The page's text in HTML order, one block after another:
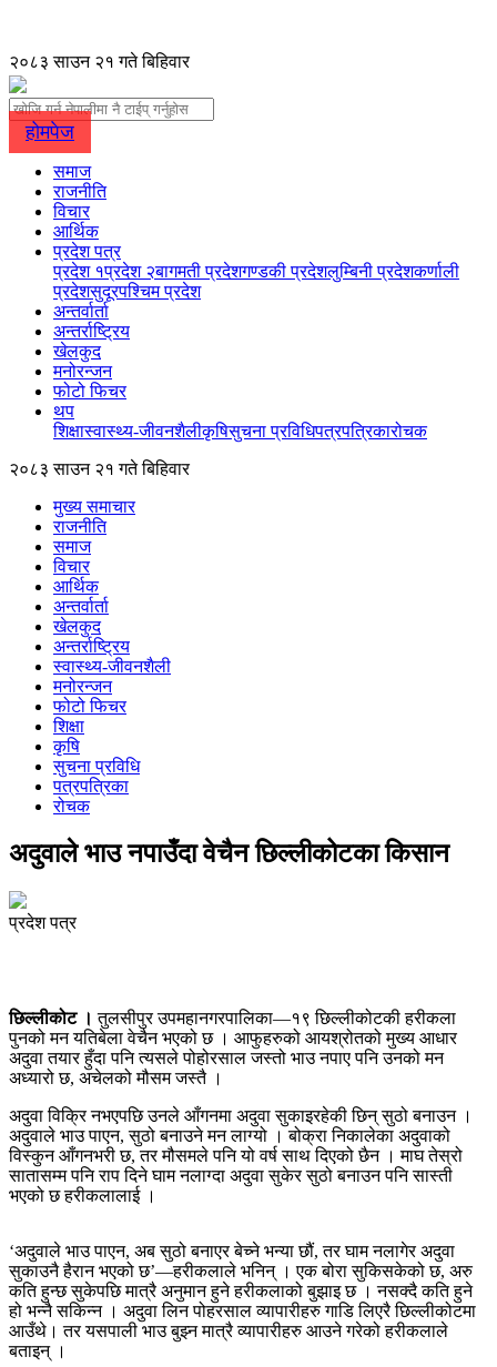
२०८३ साउन २१ गते बिहिवार
होमपेज
समाज
राजनीति
विचार
आर्थिक
प्रदेश पत्र
प्रदेश १प्रदेश २बागमती प्रदेशगण्डकी प्रदेशलुम्बिनी प्रदेशकर्णाली
प्रदेशसुदूरपश्चिम प्रदेश
अन्तर्वार्ता
अन्तर्राष्ट्रिय
खेलकुद
मनोरन्जन
फोटो फिचर
थप
शिक्षास्वास्थ्य-जीवनशैलीकृषिसुचना प्रविधिपत्रपत्रिकारोचक
२०८३ साउन २१ गते बिहिवार
मुख्य समाचार
राजनीति
समाज
विचार
आर्थिक
अन्तर्वार्ता
खेलकुद
अन्तर्राष्ट्रिय
स्वास्थ्य-जीवनशैली
मनोरन्जन
फोटो फिचर
शिक्षा
कृषि
सुचना प्रविधि
पत्रपत्रिका
रोचक
अदुवाले भाउ नपाउँदा वेचैन छिल्लीकोटका किसान
प्रदेश पत्र
छिल्लीकोट । तुलसीपुर उपमहानगरपालिका—१९ छिल्लीकोटकी हरीकला
पुनको मन यतिबेला वेचैन भएको छ । आफुहरुको आयश्रोतको मुख्य आधार
अदुवा तयार हुँदा पनि त्यसले पोहोरसाल जस्तो भाउ नपाए पनि उनको मन
अध्यारो छ, अचेलको मौसम जस्तै ।
अदुवा विक्रि नभएपछि उनले आँगनमा अदुवा सुकाइरहेकी छिन् सुठो बनाउन ।
अदुवाले भाउ पाएन, सुठो बनाउने मन लाग्यो । बोक्रा निकालेका अदुवाको
विस्कुन आँगनभरी छ, तर मौसमले पनि यो वर्ष साथ दिएको छैन । माघ तेस्रो
सातासम्म पनि राप दिने घाम नलाग्दा अदुवा सुकेर सुठो बनाउन पनि सास्ती
भएको छ हरीकलालाई ।
‘अदुवाले भाउ पाएन, अब सुठो बनाएर बेच्ने भन्या छौं, तर घाम नलागेर अदुवा
सुकाउनै हैरान भएको छ’—हरीकलाले भनिन् । एक बोरा सुकिसकेको छ, अरु
कति हुन्छ सुकेपछि मात्रै अनुमान हुने हरीकलाको बुझाइ छ । नसक्दै कति हुने
हो भन्नै सकिन्न । अदुवा लिन पोहरसाल व्यापारीहरु गाडि लिएरै छिल्लीकोटमा
आउँथे। तर यसपाली भाउ बुझ्न मात्रै व्यापारीहरु आउने गरेको हरीकलाले
बताइन् ।